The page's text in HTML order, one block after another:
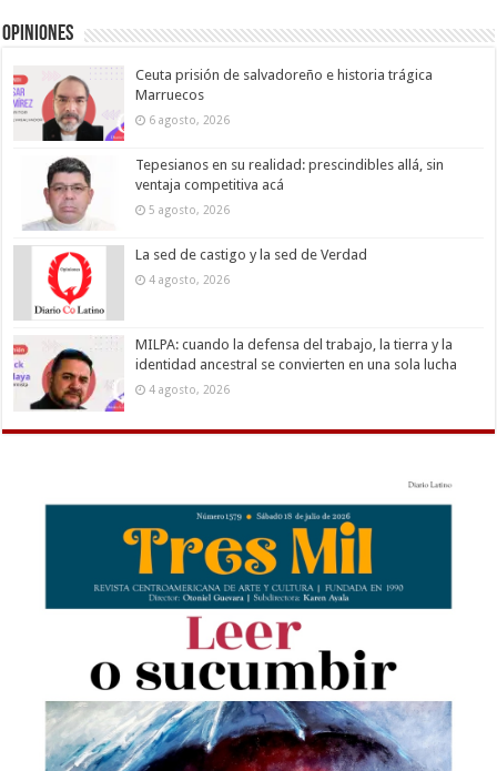
Opiniones
Ceuta prisión de salvadoreño e historia trágica
Marruecos
6 agosto, 2026
Tepesianos en su realidad: prescindibles allá, sin
ventaja competitiva acá
5 agosto, 2026
La sed de castigo y la sed de Verdad
4 agosto, 2026
MILPA: cuando la defensa del trabajo, la tierra y la
identidad ancestral se convierten en una sola lucha
4 agosto, 2026